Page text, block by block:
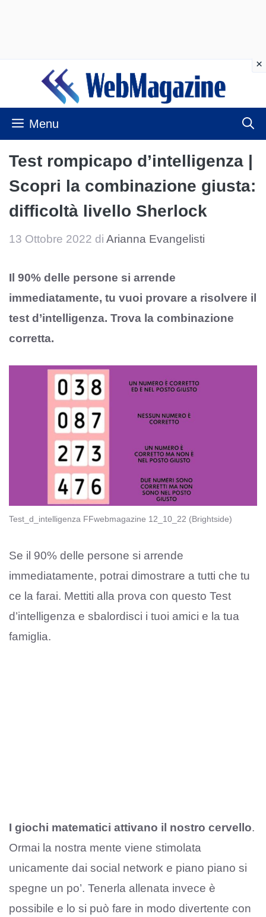
contenuto
Menu
Test rompicapo d’intelligenza |
Scopri la combinazione giusta:
difficoltà livello Sherlock
13 Ottobre 2022 di Arianna Evangelisti
Il 90% delle persone si arrende
immediatamente, tu vuoi provare a risolvere il
test d’intelligenza. Trova la combinazione
corretta.
Test_d_intelligenza FFwebmagazine 12_10_22 (Brightside)
Se il 90% delle persone si arrende
immediatamente, potrai dimostrare a tutti che tu
ce la farai. Mettiti alla prova con questo Test
d’intelligenza e sbalordisci i tuoi amici e la tua
famiglia.
I giochi matematici attivano il nostro cervello.
Ormai la nostra mente viene stimolata
unicamente dai social network e piano piano si
spegne un po’. Tenerla allenata invece è
possibile e lo si può fare in modo divertente con